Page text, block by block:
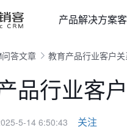
产品解决方案
问答文章 教育产品行业客户
品行业客
5-14 6:50:43 关注